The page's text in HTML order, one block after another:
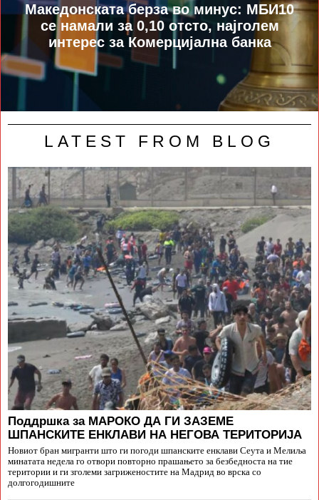
Македонската берза во минус: МБИ10
се намали за 0,10 отсто, најголем
интерес за Комерцијална банка
LATEST FROM BLOG
Поддршка за МАРОКО ДА ГИ ЗАЗЕМЕ
ШПАНСКИТЕ ЕНКЛАВИ НА НЕГОВА ТЕРИТОРИЈА
Новиот бран мигранти што ги погоди шпанските енклави Сеута и Мелиља
минатата недела го отвори повторно прашањето за безбедноста на тие
територии и ги зголеми загриженостите на Мадрид во врска со
долгогодишните